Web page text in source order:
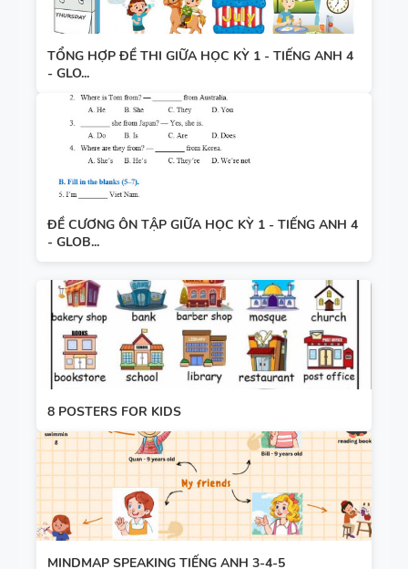
TỔNG HỢP ĐỀ THI GIỮA HỌC KỲ 1 - TIẾNG ANH 4
- GLO...
ĐỀ CƯƠNG ÔN TẬP GIỮA HỌC KỲ 1 - TIẾNG ANH 4
- GLOB...
8 POSTERS FOR KIDS
MINDMAP SPEAKING TIẾNG ANH 3-4-5